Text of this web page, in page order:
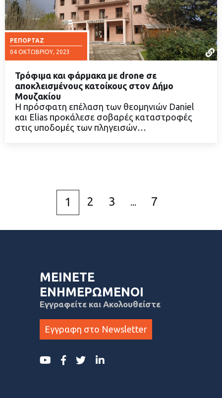
ΡΕΠΟΡΤΆΖ
04 ΟΚΤΩΒΡΊΟΥ, 2023
ΔΙΑΒΑΣΤΕ ΠΕΡΙΣΣΟΤΕΡΑ
Τρόφιμα και φάρμακα με drone σε
αποκλεισμένους κατοίκους στον Δήμο
Μουζακίου
Η πρόσφατη επέλαση των θεομηνιών Daniel
και Elias προκάλεσε σοβαρές καταστροφές
στις υποδομές των πληγεισών…
1 2 3 ... 7
ΜΕΙΝΕΤΕ
ΕΝΗΜΕΡΩΜΕΝΟΙ
Εγγραφείτε και Ακολουθείστε
Εγγραφη στο Newsletter